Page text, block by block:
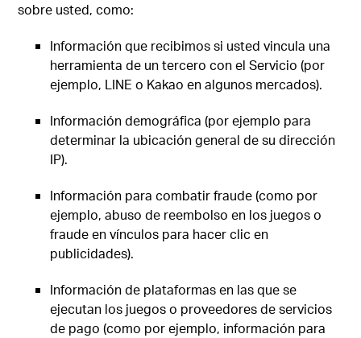
sobre usted, como:
Información que recibimos si usted vincula una
herramienta de un tercero con el Servicio (por
ejemplo, LINE o Kakao en algunos mercados).
Información demográfica (por ejemplo para
determinar la ubicación general de su dirección
IP).
Información para combatir fraude (como por
ejemplo, abuso de reembolso en los juegos o
fraude en vínculos para hacer clic en
publicidades).
Información de plataformas en las que se
ejecutan los juegos o proveedores de servicios
de pago (como por ejemplo, información para